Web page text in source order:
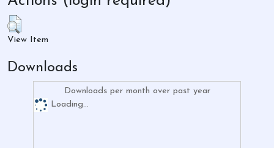
View Item
Downloads
Downloads per month over past year
Loading...